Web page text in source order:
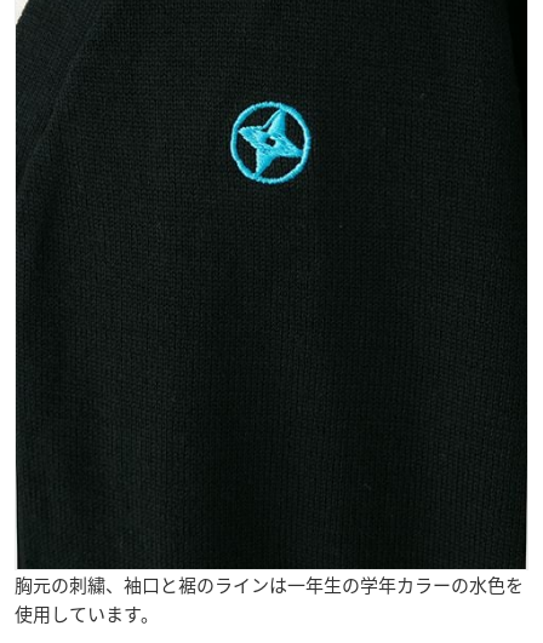
胸元の刺繍、袖口と裾のラインは一年生の学年カラーの水色を
使用しています。